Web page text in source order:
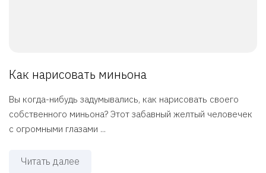
Как нарисовать миньона
Вы когда-нибудь задумывались, как нарисовать своего
собственного миньона? Этот забавный желтый человечек
с огромными глазами ...
Читать далее